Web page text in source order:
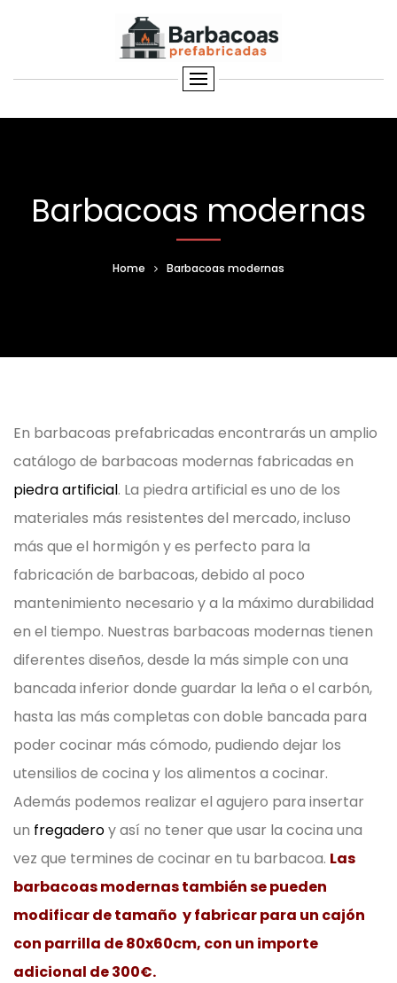
Barbacoas modernas
Home Barbacoas modernas
En barbacoas prefabricadas encontrarás un amplio
catálogo de barbacoas modernas fabricadas en
piedra artificial. La piedra artificial es uno de los
materiales más resistentes del mercado, incluso
más que el hormigón y es perfecto para la
fabricación de barbacoas, debido al poco
mantenimiento necesario y a la máximo durabilidad
en el tiempo. Nuestras barbacoas modernas tienen
diferentes diseños, desde la más simple con una
bancada inferior donde guardar la leña o el carbón,
hasta las más completas con doble bancada para
poder cocinar más cómodo, pudiendo dejar los
utensilios de cocina y los alimentos a cocinar.
Además podemos realizar el agujero para insertar
un fregaderoy así no tener que usar la cocina una
vez que termines de cocinar en tu barbacoa. Las
barbacoas modernas también se pueden
modificar de tamaño y fabricar para un cajón
con parrilla de 80x60cm, con un importe
adicional de 300€.